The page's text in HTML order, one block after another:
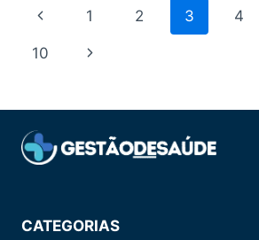
DECISÃO
PARA
SAÚDE
2025
Navegação
da
Página
Anterior
1 2 3 4
10
Página
CATEGORIAS